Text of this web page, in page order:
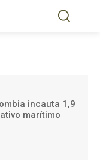
incauta 1,9
marítimo